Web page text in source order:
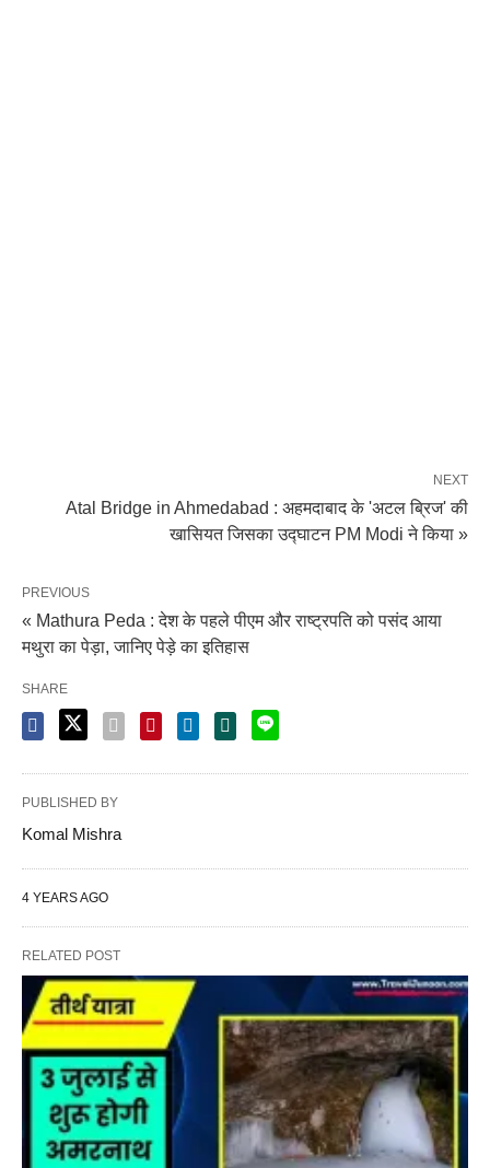
NEXT
Atal Bridge in Ahmedabad : अहमदाबाद के 'अटल ब्रिज' की
खासियत जिसका उद्घाटन PM Modi ने किया »
PREVIOUS
« Mathura Peda : देश के पहले पीएम और राष्ट्रपति को पसंद आया
मथुरा का पेड़ा, जानिए पेड़े का इतिहास
SHARE
PUBLISHED BY
Komal Mishra
4 YEARS AGO
RELATED POST